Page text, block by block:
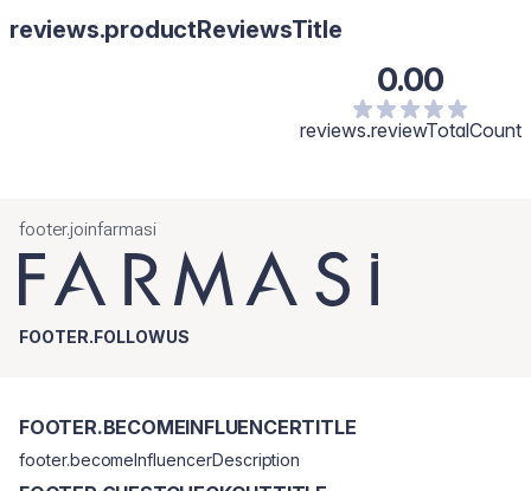
reviews.productReviewsTitle
0.00
reviews.reviewTotalCount
footer.joinfarmasi
FOOTER.FOLLOWUS
FOOTER.BECOMEINFLUENCERTITLE
footer.becomeInfluencerDescription